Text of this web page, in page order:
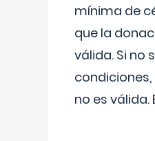
mínima de
que la
válida. Si no
no es válida.